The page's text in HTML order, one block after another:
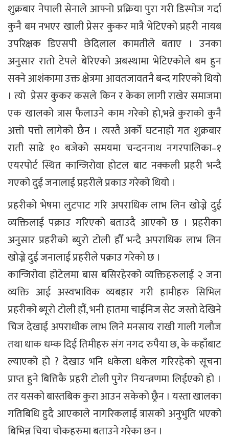
शुक्रबार नेपाली सेनाले आफ्नो प्रक्रिया पुरा गरी डिस्पोज गर्दा
कुनै बम नभएर खाली प्रेसर कुकर मात्रै भेटिएको प्रहरी नायब
उपरिक्षक डिएसपी छेदिलाल कामतीले बताए । उनका
अनुसार रातो टेपले बेरिएको अबस्थामा भेटिएकोले बम हुन
सक्ने आशंकामा उक्त क्षेत्रमा आवतजावतनै बन्द गरिएको थियो
। त्यो प्रेसर कुकर कसले किन र केका लागी राखेर समाजमा
एक खालको त्रास फैलाउने काम गरेको हो,भन्ने कुराको कुनै
अत्तो पत्तो लागेको छैन । त्यस्तै अर्को घटनाहो गत शुक्रबार
राती साढे १० बजेको समयमा चन्दननाथ नगरपालिका–१
एयरपोर्ट स्थित कान्जिरोवा होटल बाट नक्कली प्रहरी भन्दै
गएको दुई जनालाई प्रहरीले प्रकाउ गरेको थियो ।
प्रहरीको भेषमा लुटपाट गरि अपराधिक लाभ लिन खोज्ने दुई
व्यक्तिलाई पक्राउ गरिएको बताउदै आएको छ । प्रहरीका
अनुसार प्रहरीको ब्युरो टोली हौँ भन्दै अपराधिक लाभ लिन
खोज्ने दुई जनालाई प्रहरीले पक्राउ गरेको छ ।
कान्जिरोवा होटेलमा बास बसिरहेरको व्यक्तिहरुलाई २ जना
व्यक्ति आई अस्वभाविक व्यबहार गरी हामीहरु सिभिल
प्रहरीको ब्यूरो टोली हौं, भनी हातमा चाईनिज सेट जस्तो देखिने
चिज देखाई अपराधीक लाभ लिने मनसाय राखी गाली गलौज
तथा धाक धम्क दिई तिमीहरु संग नगद रुपैया छ, के कहाँबाट
ल्याएको हो ? देखाउ भनि धकेला धकेल गरिरहेको सूचना
प्राप्त हुने बित्तिकै प्रहरी टोली पुगेर नियन्त्रणमा लिईएको हो ।
तर यसको बास्तबिक कुरा आउन सकेको छ्रैन । यस्ता खालका
गतिबिधि हुदै आएकाले नागरिकलाई त्रासको अनुभुति भएको
बिभिन्न चिया चोकहरुमा बताउने गरेका छन ।